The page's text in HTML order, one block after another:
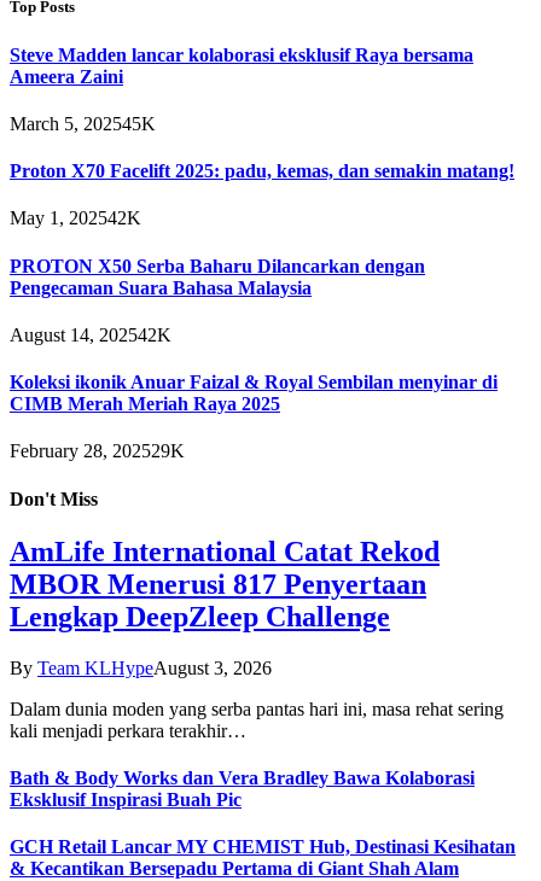
Top Posts
Steve Madden lancar kolaborasi eksklusif Raya bersama
Ameera Zaini
March 5, 202545K
Proton X70 Facelift 2025: padu, kemas, dan semakin matang!
May 1, 202542K
PROTON X50 Serba Baharu Dilancarkan dengan
Pengecaman Suara Bahasa Malaysia
August 14, 202542K
Koleksi ikonik Anuar Faizal & Royal Sembilan menyinar di
CIMB Merah Meriah Raya 2025
February 28, 202529K
Don't Miss
AmLife International Catat Rekod
MBOR Menerusi 817 Penyertaan
Lengkap DeepZleep Challenge
By Team KLHypeAugust 3, 2026
Dalam dunia moden yang serba pantas hari ini, masa rehat sering
kali menjadi perkara terakhir…
Bath & Body Works dan Vera Bradley Bawa Kolaborasi
Eksklusif Inspirasi Buah Pic
GCH Retail Lancar MY CHEMIST Hub, Destinasi Kesihatan
& Kecantikan Bersepadu Pertama di Giant Shah Alam